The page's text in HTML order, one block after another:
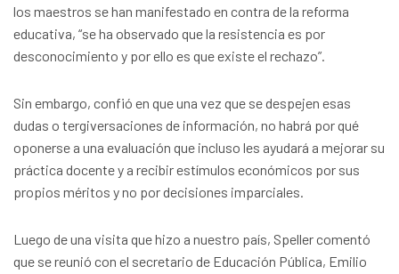
los maestros se han manifestado en contra de la reforma
educativa, “se ha observado que la resistencia es por
desconocimiento y por ello es que existe el rechazo”.
Sin embargo, confió en que una vez que se despejen esas
dudas o tergiversaciones de información, no habrá por qué
oponerse a una evaluación que incluso les ayudará a mejorar su
práctica docente y a recibir estímulos económicos por sus
propios méritos y no por decisiones imparciales.
Luego de una visita que hizo a nuestro país, Speller comentó
que se reunió con el secretario de Educación Pública, Emilio